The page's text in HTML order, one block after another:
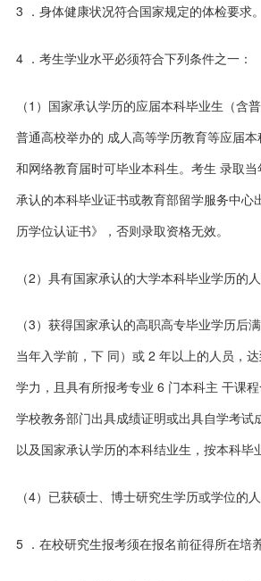
3 ．身体健康状况符合国家规定的体检要求。
4 ．考生学业水平必须符合下列条件之一：
（1）国家承认学历的应届本科毕业生（含
普通高校举办的 成人高等学历教育等应届
和网络教育届时可毕业本科生。考生 录取
承认的本科毕业证书或教育部留学服务中心
历学位认证书》，否则录取资格无效。
（2）具有国家承认的大学本科毕业学历的人
（3）获得国家承认的高职高专毕业学历后
当年入学前，下 同）或 2 年以上的人员，
学力，且具有所报考专业 6 门本科主 干课
学校教务部门出具成绩证明或出具自学考试
以及国家承认学历的本科结业生，按本科毕
（4）已获硕士、博士研究生学历或学位的人
5 ．在校研究生报考须在报名前征得所在培